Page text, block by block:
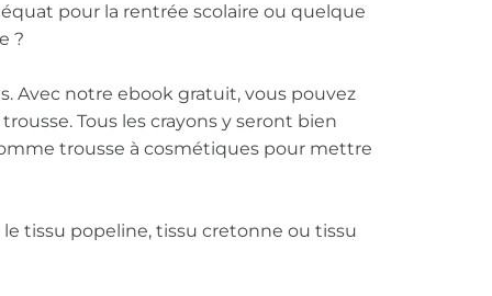
pour la rentrée scolaire ou quelque
?
Avec notre ebook gratuit, vous pouvez
Tous les crayons y seront bien
trousse à cosmétiques pour mettre
tissu popeline, tissu cretonne ou tissu